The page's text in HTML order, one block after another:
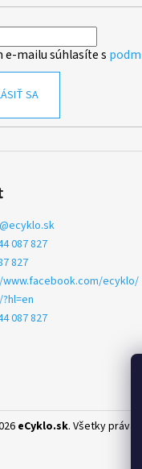
e-mailu súhlasíte s
SA
@ecyklo.sk
087 827
827
ecyklo/
087 827
eCyklo.sk. Všetky práva